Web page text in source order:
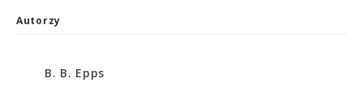
Autorzy
B. B. Epps